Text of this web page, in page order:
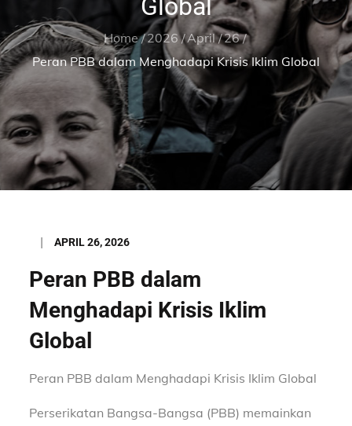
Global
Home 2026 April 26
Peran PBB dalam Menghadapi Krisis Iklim Global
Posted
APRIL 26, 2026
Peran PBB dalam
Menghadapi Krisis Iklim
Global
Peran PBB dalam Menghadapi Krisis Iklim Global
Perserikatan Bangsa-Bangsa (PBB) memainkan